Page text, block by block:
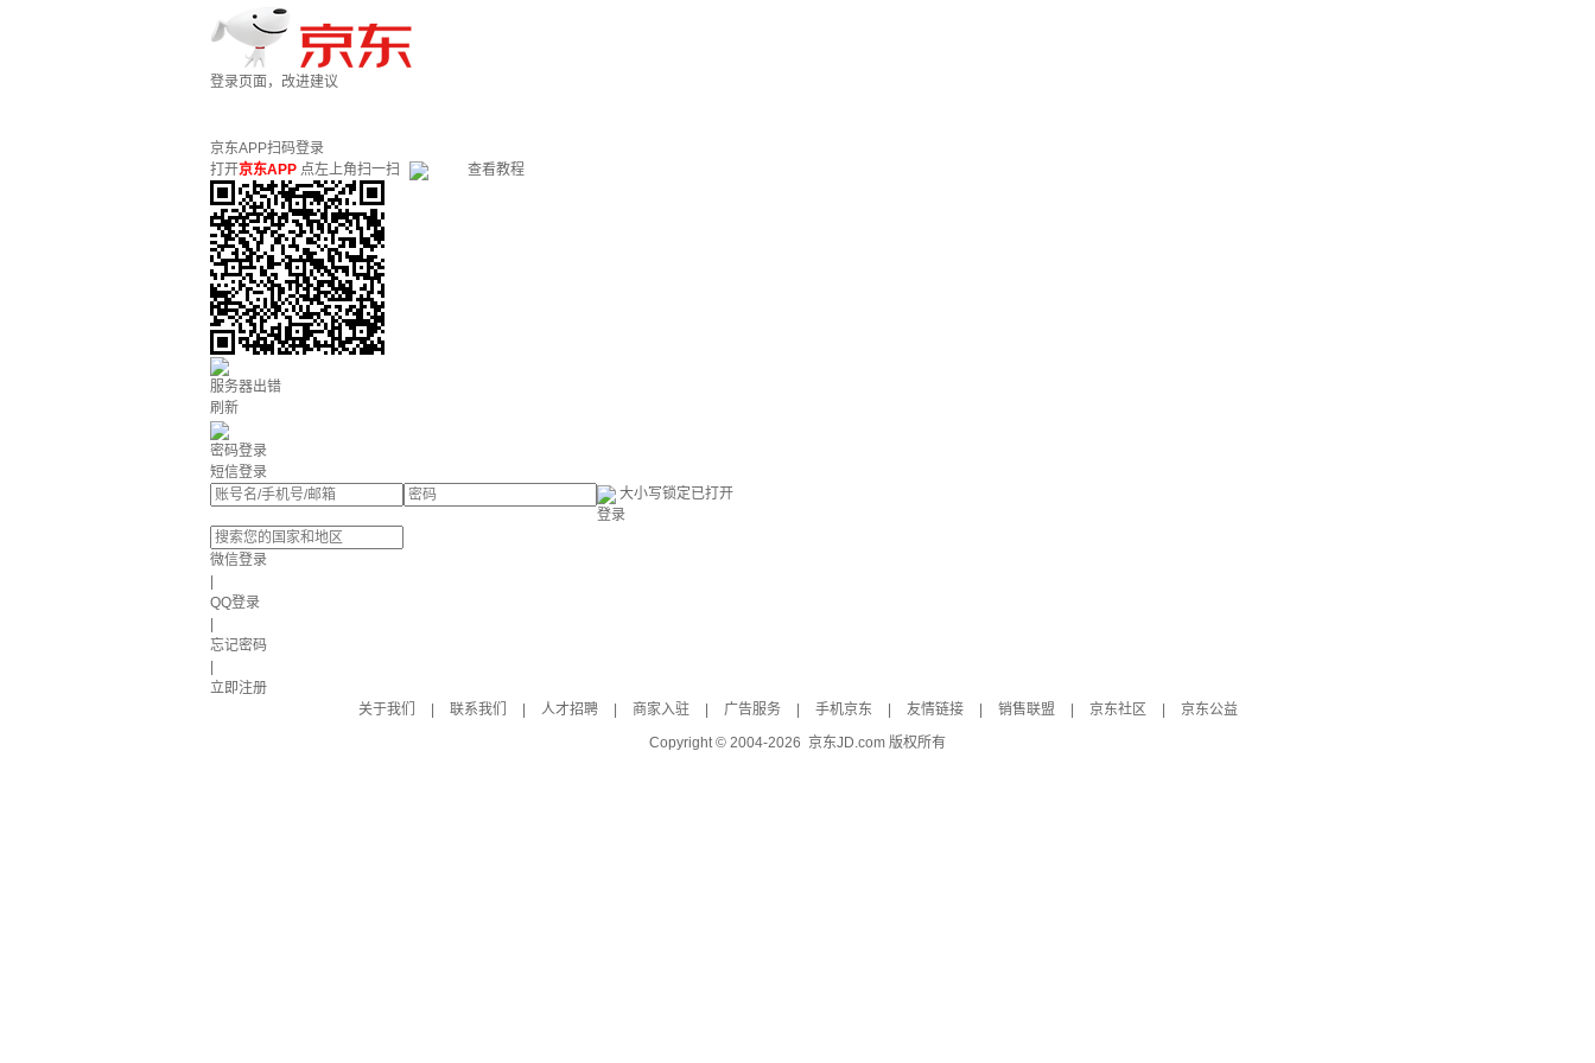
登录页面，改进建议
京东APP扫码登录
打开京东APP 点左上角扫一扫 查看教程
服务器出错
刷新
密码登录
短信登录
大小写锁定已打开
登录
微信登录
QQ登录
忘记密码
立即注册
关于我们
联系我们 人才招聘 商家入驻 广告服务 手机京东 友情链接 销售联盟 京东社区
京东公益
Copyright © 2004-2026 京东JD.com 版权所有